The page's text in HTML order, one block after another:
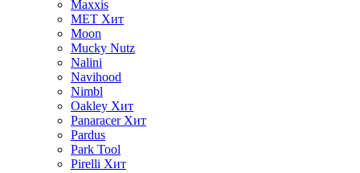
Maxxis
MET Хит
Moon
Mucky Nutz
Nalini
Navihood
Nimbl
Oakley Хит
Panaracer Хит
Pardus
Park Tool
Pirelli Хит